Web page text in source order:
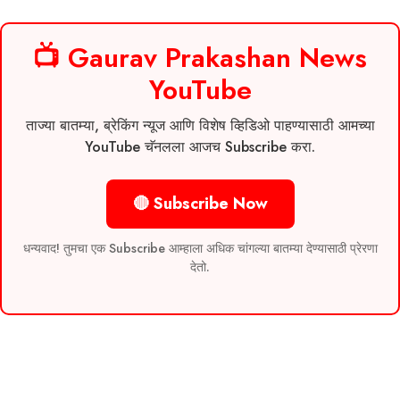
📺 Gaurav Prakashan News
YouTube
ताज्या बातम्या, ब्रेकिंग न्यूज आणि विशेष व्हिडिओ पाहण्यासाठी आमच्या
YouTube चॅनलला आजच Subscribe करा.
🔴 Subscribe Now
धन्यवाद! तुमचा एक Subscribe आम्हाला अधिक चांगल्या बातम्या देण्यासाठी प्रेरणा
देतो.